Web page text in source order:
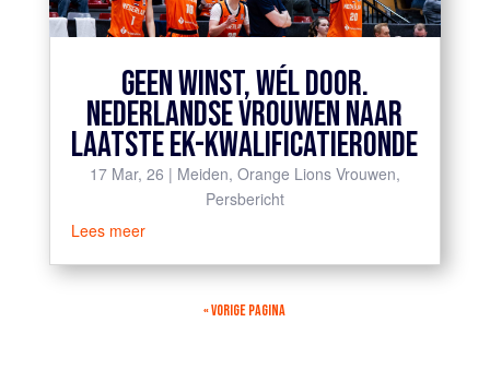
GEEN WINST, WÉL DOOR.
NEDERLANDSE VROUWEN NAAR
LAATSTE EK-KWALIFICATIERONDE
17 Mar, 26 | Meiden, Orange Lions Vrouwen,
Persbericht
Lees meer
« VORIGE PAGINA